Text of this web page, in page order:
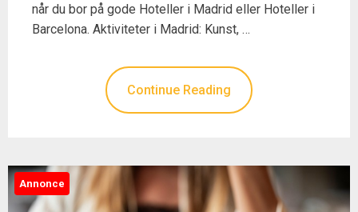
når du bor på gode Hoteller i Madrid eller Hoteller i
Barcelona. Aktiviteter i Madrid: Kunst, …
Continue Reading
Annonce